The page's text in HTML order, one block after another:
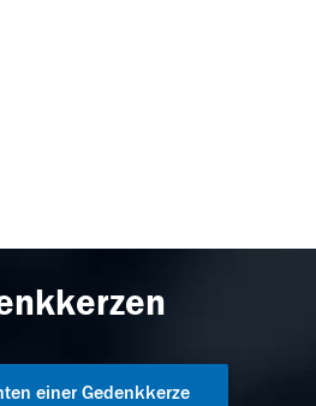
einer Gedenkkerze